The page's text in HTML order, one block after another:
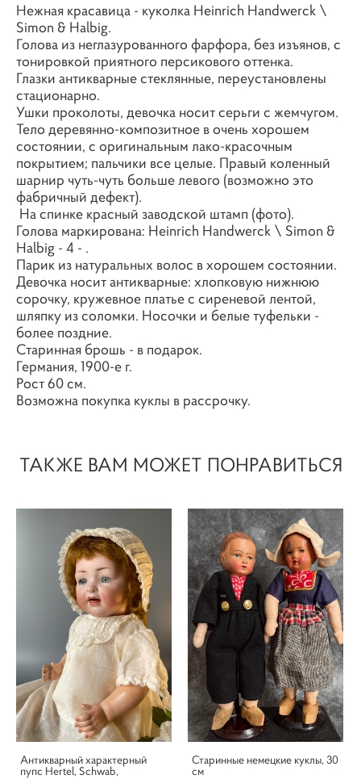
Нежная красавица - куколка Heinrich Handwerck \
Simon & Halbig.
Голова из неглазурованного фарфора, без изъянов, с
тонировкой приятного персикового оттенка.
Глазки антикварные стеклянные, переустановлены
стационарно.
Ушки проколоты, девочка носит серьги с жемчугом.
Тело деревянно-композитное в очень хорошем
состоянии, с оригинальным лако-красочным
покрытием; пальчики все целые. Правый коленный
шарнир чуть-чуть больше левого (возможно это
фабричный дефект).
На спинке красный заводской штамп (фото).
Голова маркирована: Heinrich Handwerck \ Simon &
Halbig - 4 - .
Парик из натуральных волос в хорошем состоянии.
Девочка носит антикварные: хлопковую нижнюю
сорочку, кружевное платье с сиреневой лентой,
шляпку из соломки. Носочки и белые туфельки -
более поздние.
Старинная брошь - в подарок.
Германия, 1900-е г.
Рост 60 см.
Возможна покупка куклы в рассрочку.
ТАКЖЕ ВАМ МОЖЕТ ПОНРАВИТЬСЯ
Антикварный характерный
пупс Hertel, Schwab,
Старинные немецкие куклы, 30
см